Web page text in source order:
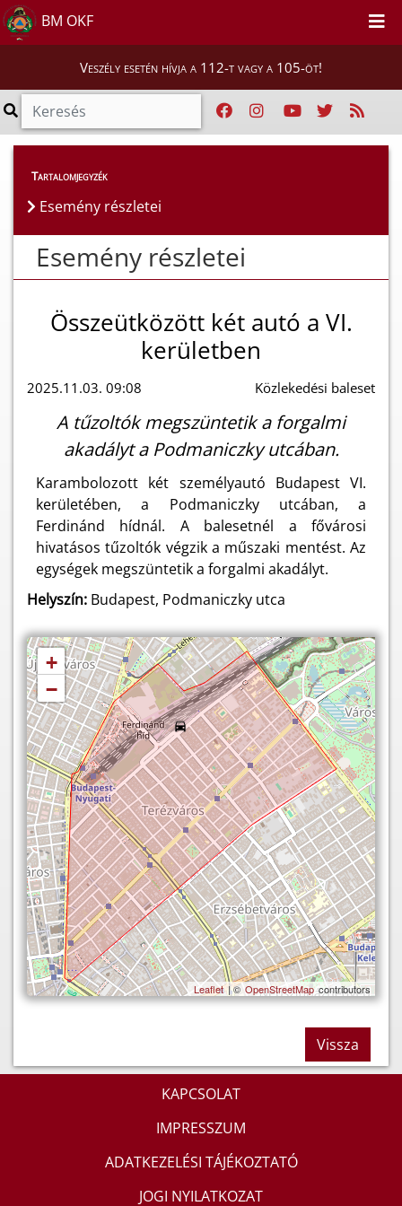
BM OKF
Veszély esetén hívja a 112-t vagy a 105-öt!
Esemény részletei
Tartalomjegyzék
Esemény részletei
Esemény részletei
Összeütközött két autó a VI.
kerületben
2025.11.03. 09:08 Közlekedési baleset
A tűzoltók megszüntetik a forgalmi
akadályt a Podmaniczky utcában.
Karambolozott két személyautó Budapest VI.
kerületében, a Podmaniczky utcában, a
Ferdinánd hídnál. A balesetnél a fővárosi
hivatásos tűzoltók végzik a műszaki mentést. Az
egységek megszüntetik a forgalmi akadályt.
Helyszín: Budapest, Podmaniczky utca
+
−
Leaflet| © OpenStreetMapcontributors
Vissza
KAPCSOLAT
IMPRESSZUM
ADATKEZELÉSI TÁJÉKOZTATÓ
JOGI NYILATKOZAT